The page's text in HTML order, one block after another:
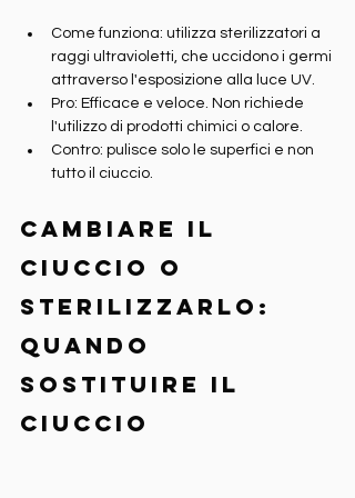
Come funziona: utilizza sterilizzatori a
raggi ultravioletti, che uccidono i germi
attraverso l'esposizione alla luce UV.
Pro: Efficace e veloce. Non richiede
l'utilizzo di prodotti chimici o calore.
Contro: pulisce solo le superfici e non
tutto il ciuccio.
Cambiare il
ciuccio o
sterilizzarlo:
quando
sostituire il
ciuccio